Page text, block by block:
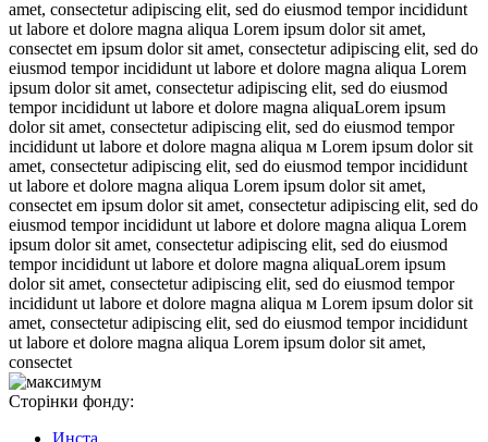
amet, consectetur adipiscing elit, sed do eiusmod tempor incididunt
ut labore et dolore magna aliqua Lorem ipsum dolor sit amet,
consectet em ipsum dolor sit amet, consectetur adipiscing elit, sed do
eiusmod tempor incididunt ut labore et dolore magna aliqua Lorem
ipsum dolor sit amet, consectetur adipiscing elit, sed do eiusmod
tempor incididunt ut labore et dolore magna aliquaLorem ipsum
dolor sit amet, consectetur adipiscing elit, sed do eiusmod tempor
incididunt ut labore et dolore magna aliqua м Lorem ipsum dolor sit
amet, consectetur adipiscing elit, sed do eiusmod tempor incididunt
ut labore et dolore magna aliqua Lorem ipsum dolor sit amet,
consectet em ipsum dolor sit amet, consectetur adipiscing elit, sed do
eiusmod tempor incididunt ut labore et dolore magna aliqua Lorem
ipsum dolor sit amet, consectetur adipiscing elit, sed do eiusmod
tempor incididunt ut labore et dolore magna aliquaLorem ipsum
dolor sit amet, consectetur adipiscing elit, sed do eiusmod tempor
incididunt ut labore et dolore magna aliqua м Lorem ipsum dolor sit
amet, consectetur adipiscing elit, sed do eiusmod tempor incididunt
ut labore et dolore magna aliqua Lorem ipsum dolor sit amet,
consectet
Сторінки фонду:
Инста